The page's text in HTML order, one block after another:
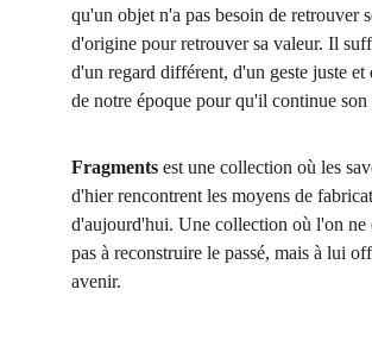
qu'un objet n'a pas besoin de retrouver
d'origine pour retrouver sa valeur. Il
d'un regard différent, d'un geste juste et
de notre époque pour qu'il continue son
Fragments est une collection où les
d'hier rencontrent les moyens de
d'aujourd'hui. Une collection où l'on ne
pas à reconstruire le passé, mais à lui
avenir.